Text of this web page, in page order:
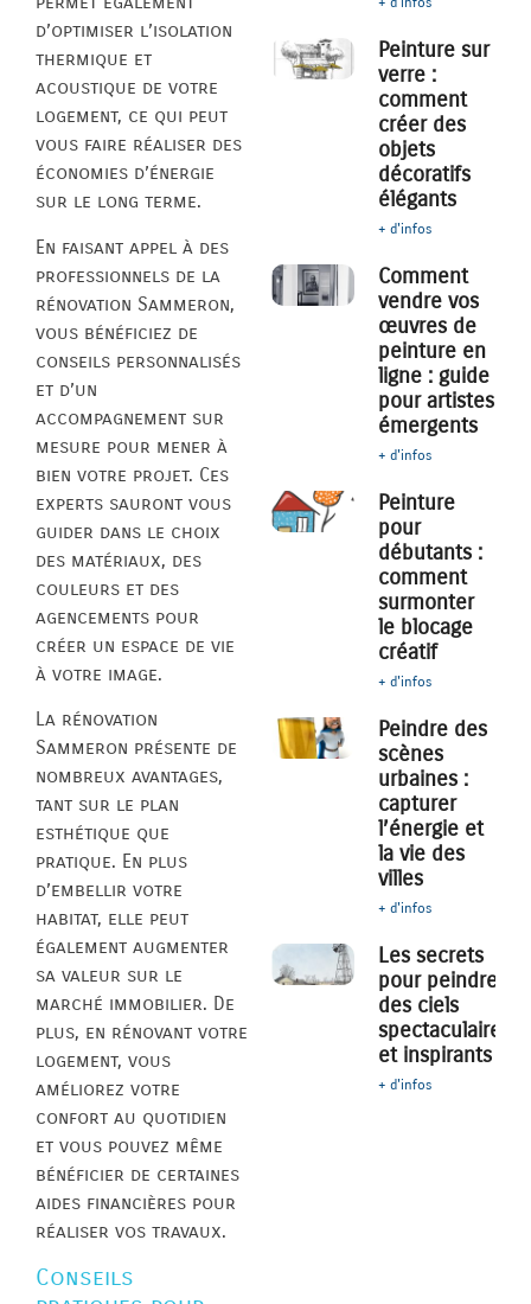
d’optimiser l’isolation
thermique et
acoustique de votre
logement, ce qui peut
vous faire réaliser des
économies d’énergie
sur le long terme.
En faisant appel à des
professionnels de la
rénovation Sammeron,
vous bénéficiez de
conseils personnalisés
et d’un
accompagnement sur
mesure pour mener à
bien votre projet. Ces
experts sauront vous
guider dans le choix
des matériaux, des
couleurs et des
agencements pour
créer un espace de vie
à votre image.
La rénovation
Sammeron présente de
nombreux avantages,
tant sur le plan
esthétique que
pratique. En plus
d’embellir votre
habitat, elle peut
également augmenter
sa valeur sur le
marché immobilier. De
plus, en rénovant votre
logement, vous
améliorez votre
confort au quotidien
et vous pouvez même
bénéficier de certaines
aides financières pour
réaliser vos travaux.
Conseils
Peinture sur
verre :
comment
créer des
objets
décoratifs
élégants
+ d'infos
Comment
vendre vos
œuvres de
peinture en
ligne : guide
pour artistes
émergents
+ d'infos
Peinture
pour
débutants :
comment
surmonter
le blocage
créatif
+ d'infos
Peindre des
scènes
urbaines :
capturer
l’énergie et
la vie des
villes
+ d'infos
Les secrets
pour peindre
des ciels
spectaculaires
et inspirants
+ d'infos